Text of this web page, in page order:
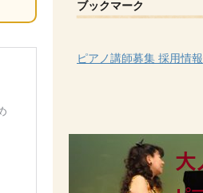
ブックマーク
ピアノ講師募集 採用情報